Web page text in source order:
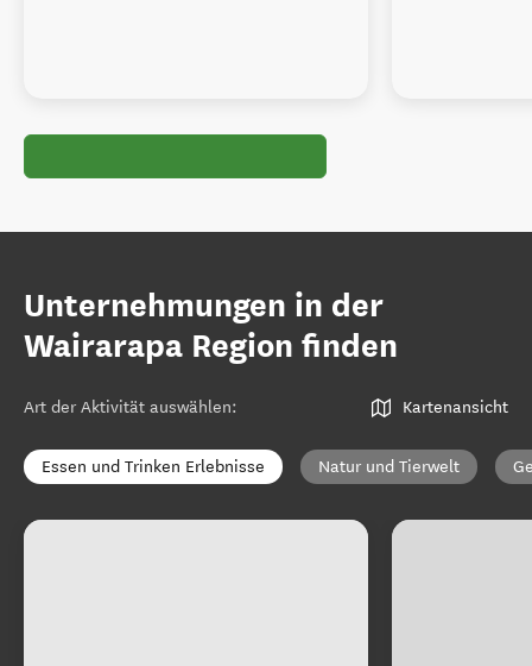
Unternehmungen in der
Wairarapa Region finden
Art der Aktivität auswählen: Kartenansicht
Essen und Trinken Erlebnisse Natur und Tierwelt